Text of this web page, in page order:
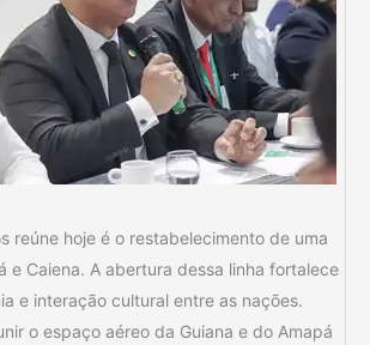
reúne hoje é o restabelecimento de uma
e Caiena. A abertura dessa linha fortalece
e interação cultural entre as nações.
o espaço aéreo da Guiana e do Amapá